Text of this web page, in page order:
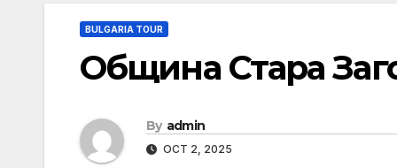
BULGARIA TOUR
Община Стара
By admin
OCT 2, 2025